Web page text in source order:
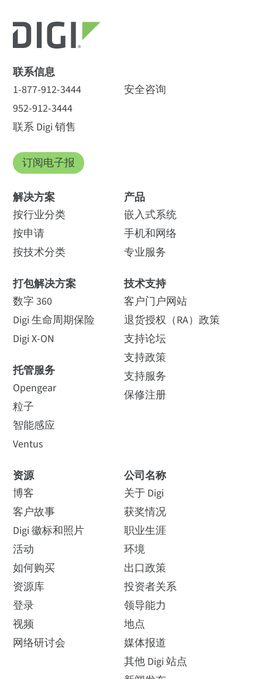
联系信息
1-877-912-3444
952-912-3444
联系 Digi 销售
安全咨询
订阅电子报
解决方案
按行业分类
按申请
按技术分类
打包解决方案
数字 360
Digi 生命周期保险
Digi X-ON
托管服务
Opengear
粒子
智能感应
Ventus
产品
嵌入式系统
手机和网络
专业服务
技术支持
客户门户网站
退货授权（RA）政策
支持论坛
支持政策
支持服务
保修注册
资源
博客
客户故事
Digi 徽标和照片
活动
如何购买
资源库
登录
视频
网络研讨会
公司名称
关于 Digi
获奖情况
职业生涯
环境
出口政策
投资者关系
领导能力
地点
媒体报道
其他 Digi 站点